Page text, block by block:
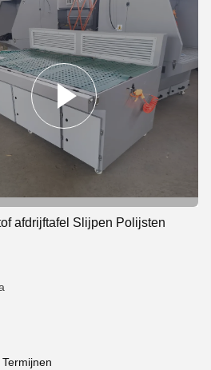
afdrijftafel Slijpen Polijsten